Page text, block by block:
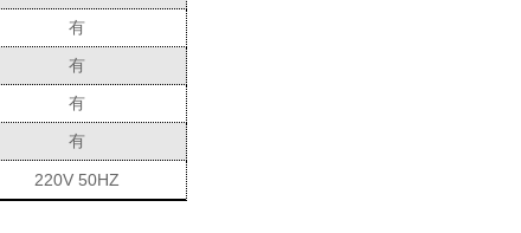
有
有
有
有
220V 50HZ